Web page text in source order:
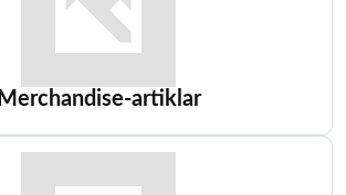
Merchandise-artiklar